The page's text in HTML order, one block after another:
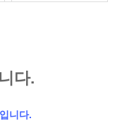
다.
니다.